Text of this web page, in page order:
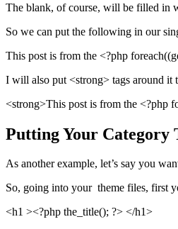
The blank, of course, will be filled in
So we can put the following in our
This post is from the <?php
I will also put <strong> tags around
<strong>This post is from the <?php
Putting Your Category
As another example, let’s say you
So, going into your theme files, first
<h1 ><?php the_title(); ?> </h1>